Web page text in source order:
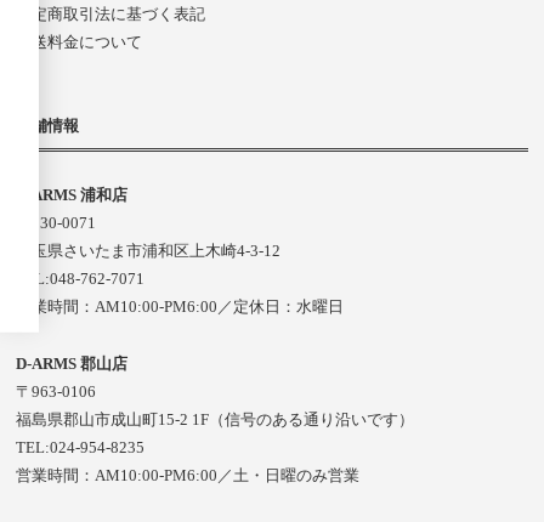
特定商取引法に基づく表記
配送料金について
店舗情報
D-ARMS 浦和店
〒330-0071
埼玉県さいたま市浦和区上木崎4-3-12
TEL:048-762-7071
営業時間：AM10:00-PM6:00／定休日：水曜日
D-ARMS 郡山店
〒963-0106
福島県郡山市成山町15-2 1F（信号のある通り沿いです）
TEL:024-954-8235
営業時間：AM10:00-PM6:00／土・日曜のみ営業